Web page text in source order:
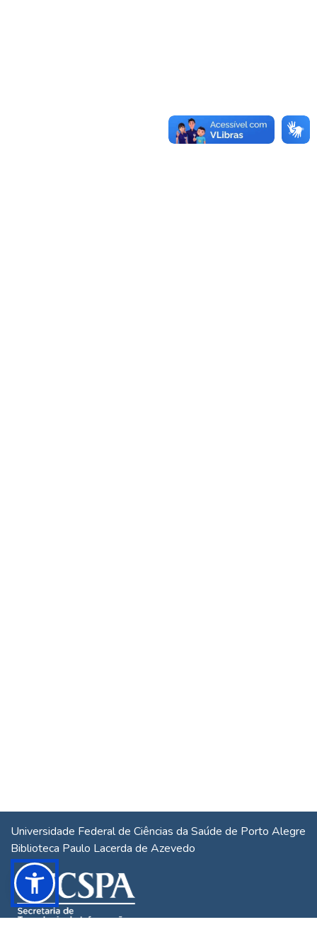
Universidade Federal de Ciências da Saúde de Porto Alegre
Biblioteca Paulo Lacerda de Azevedo